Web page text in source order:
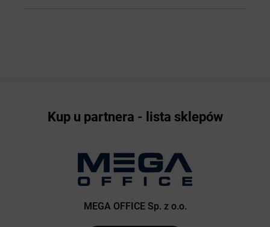
Kup u partnera - lista sklepów
MEGA OFFICE Sp. z o.o.